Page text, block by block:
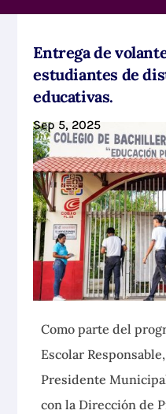
Entrega de
estudiantes de
educativas.
Sep 5, 2025
Como parte del
Escolar
Presidente
con la Dirección de